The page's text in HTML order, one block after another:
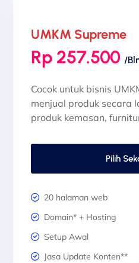
UMKM Supreme
Rp 257.500 /
Cocok untuk bisnis
menjual produk secara
produk kemasan,
Pilih
20 halaman web
Domain* + Hosting
Setup Awal
Jasa Update Konten**